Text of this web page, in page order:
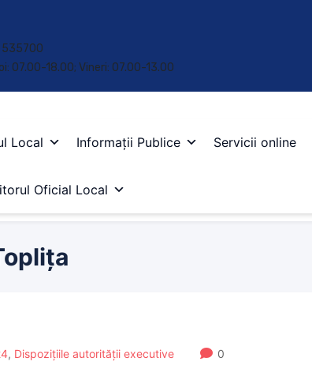
535700
07.00-18.00; Vineri: 07.00-13.00
Local Informații Publice Servicii online
Oficial Local
, Dispozițiile autorității executive 0